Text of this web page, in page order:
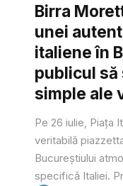
Birra
unei
italiene în
publicul
simple ale
Pe 26 iulie, Piața
veritabilă
Bucureștiului
specifică Italiei.